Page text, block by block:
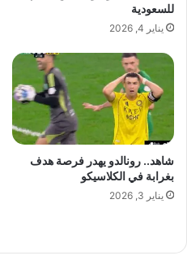
للسعودية
يناير 4, 2026
شاهد.. رونالدو يهدر فرصة هدف
بغرابة في الكلاسيكو
يناير 3, 2026